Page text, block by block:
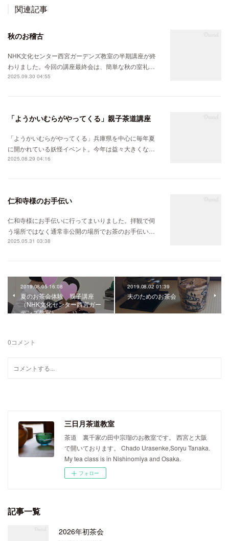
関連記事
秋のお稽古
NHK文化センター西宮ガーデンズ教室の半期講座が終
わりました。今回の講座最終会は、簡単な秋の室礼…
2025.09.30 04:55
「ようかいむらがやってくる」親子茶道講座
「ようかいむらがやってくる」兵庫県を中心に毎年夏
に開かれている妖怪イベント。今年は益々大きくな…
2025.08.29 04:16
仁和寺様のお手伝い
仁和寺様にお手伝いに行ってまいりました。拝観で伺
う場所ではなく通常非公開の場所でお茶のお手伝い…
2025.05.31 03:38
2019.08.05 16:08
夏のお茶会体験 親子講座
（NHK文化センター西宮ガー
デンズ教室）
2019.08.02 01:39
夫のためのお茶会
0コメント
三日月茶道教室
茶道 裏千家の田中宗瑠のお教室です。 西宮と大阪
で開いております。 Chado Urasenke,Soryu Tanaka.
My tea class is in Nishinomiya and Osaka.
フォロー
記事一覧
2026年初茶会